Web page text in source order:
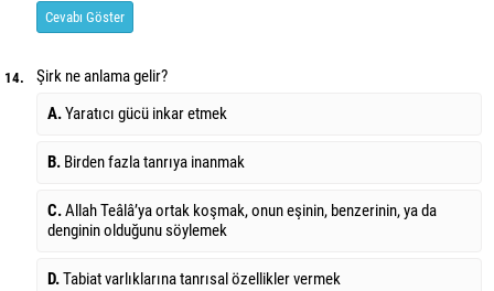
Cevabı Göster
14.
Şirk ne anlama gelir?
A.Yaratıcı gücü inkar etmek
B. Birden fazla tanrıya inanmak
C.Allah Teâlâ’ya ortak koşmak, onun eşinin, benzerinin, ya da
denginin olduğunu söylemek
D.Tabiat varlıklarına tanrısal özellikler vermek